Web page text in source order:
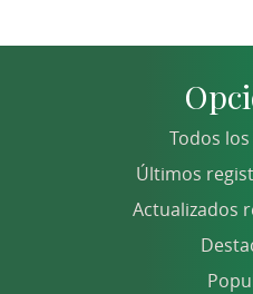
Todos
Últimos
Actualizados